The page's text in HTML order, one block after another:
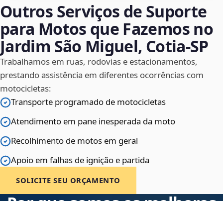
Outros Serviços de Suporte
para Motos que Fazemos no
Jardim São Miguel, Cotia‑SP
Trabalhamos em ruas, rodovias e estacionamentos,
prestando assistência em diferentes ocorrências com
motocicletas:
Transporte programado de motocicletas
Atendimento em pane inesperada da moto
Recolhimento de motos em geral
Apoio em falhas de ignição e partida
SOLICITE SEU ORÇAMENTO